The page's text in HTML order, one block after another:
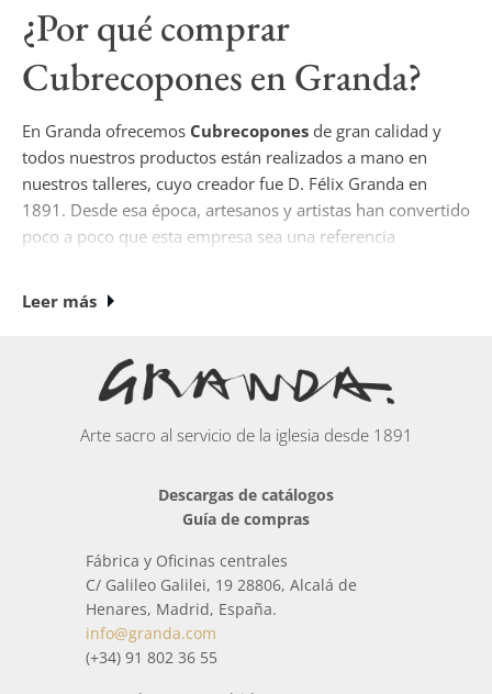
¿Por qué comprar
Cubrecopones en Granda?
En Granda ofrecemos Cubrecopones de gran calidad y
todos nuestros productos están realizados a mano en
nuestros talleres, cuyo creador fue D. Félix Granda en
1891. Desde esa época, artesanos y artistas han convertido
poco a poco que esta empresa sea una referencia
Actualmente si desea comprar
especialistas (joyeros, plateros, ceramistas, ebanistas,,
escultores, cinceladores, broncistas, pintores...) han
de elementos inspirados en el mundo que nos rodea y en
Todos los paquetes que se envían deCubrecopones
trata con especial cuidado para que llegue a casa en
perfectas condiciones. Cuando está a punto de enviarse,
antes del envío, se comprueba por medio de un estricto
Leer más
Arte sacro al servicio de la iglesia desde 1891
Descargas de catálogos
Guía de compras
Fábrica y Oficinas centrales
C/ Galileo Galilei, 19 28806, Alcalá de
Henares, Madrid, España.
info@granda.com
(+34) 91 802 36 55